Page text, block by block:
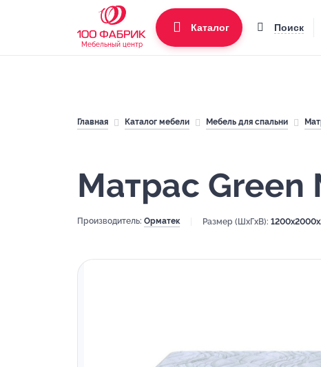
Мебельный центр
Каталог Поиск
Главная Каталог мебели Мебель для спальни
Матрас Green
Производитель: Орматек Размер (ШхГхВ):